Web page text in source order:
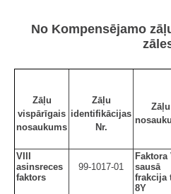
No Kompensējamo
Zāļu
vispārīgais
nosaukums
Zāļu
identifikācijas
Nr.
Zāļu
VIII
asinsreces
faktors
99-1017-01
Faktora
sausā
frakcija
8Y